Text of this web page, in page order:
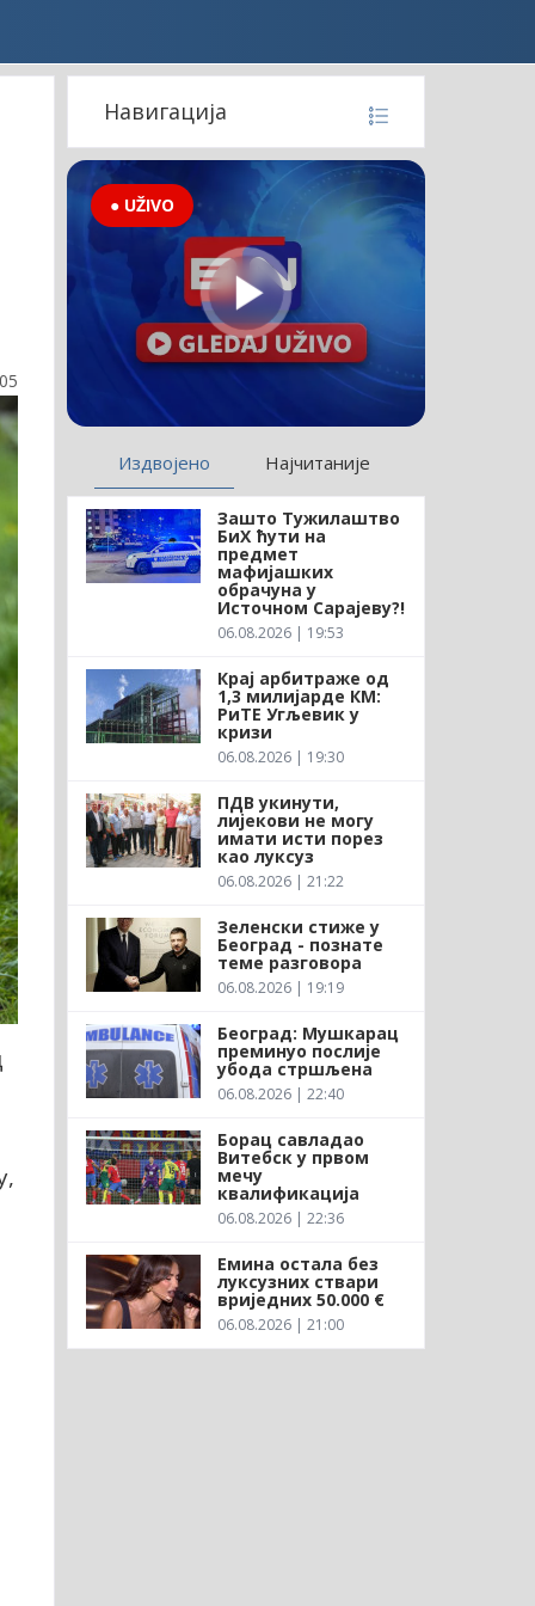
Навигација
● UŽIVO
Издвојено Најчитаније
Зашто Тужилаштво
БиХ ћути на
предмет
мафијашких
обрачуна у
Источном Сарајеву?!
06.08.2026 | 19:53
Крај арбитраже од
1,3 милијарде КМ:
РиТЕ Угљевик у
кризи
06.08.2026 | 19:30
ПДВ укинути,
лијекови не могу
имати исти порез
као луксуз
06.08.2026 | 21:22
Зеленски стиже у
Београд - познате
теме разговора
06.08.2026 | 19:19
Београд: Мушкарац
преминуо послије
убода стршљена
06.08.2026 | 22:40
Борац савладао
Витебск у првом
мечу
квалификација
06.08.2026 | 22:36
Емина остала без
луксузних ствари
вриједних 50.000 €
06.08.2026 | 21:00